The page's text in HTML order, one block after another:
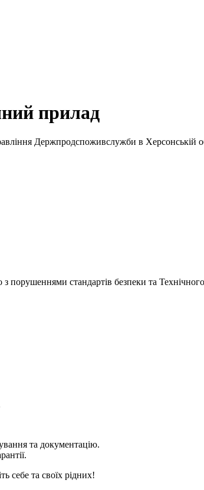
прилад
Держпродспоживслужби в Херсонській
порушеннями стандартів безпеки та
та документацію.
себе та своїх рідних!